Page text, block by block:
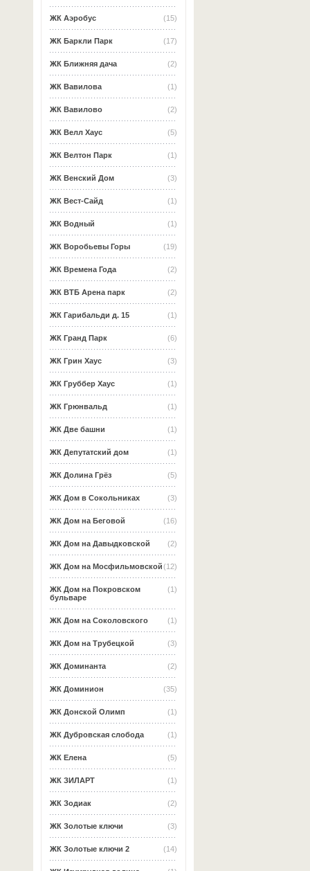
(15)
ЖК Аэробус
(17)
ЖК Баркли Парк
(2)
ЖК Ближняя дача
(1)
ЖК Вавилова
(2)
ЖК Вавилово
(5)
ЖК Велл Хаус
(1)
ЖК Велтон Парк
(3)
ЖК Венский Дом
(1)
ЖК Вест-Сайд
(1)
ЖК Водный
(19)
ЖК Воробьевы Горы
(2)
ЖК Времена Года
(2)
ЖК ВТБ Арена парк
(1)
ЖК Гарибальди д. 15
(6)
ЖК Гранд Парк
(3)
ЖК Грин Хаус
(1)
ЖК Груббер Хаус
(1)
ЖК Грюнвальд
(1)
ЖК Две башни
(1)
ЖК Депутатский дом
(5)
ЖК Долина Грёз
(3)
ЖК Дом в Сокольниках
(16)
ЖК Дом на Беговой
(2)
ЖК Дом на Давыдковской
(12)
ЖК Дом на Мосфильмовской
(1)
ЖК Дом на Покровском
бульваре
(1)
ЖК Дом на Соколовского
(3)
ЖК Дом на Трубецкой
(2)
ЖК Доминанта
(35)
ЖК Доминион
(1)
ЖК Донской Олимп
(1)
ЖК Дубровская слобода
(5)
ЖК Елена
(1)
ЖК ЗИЛАРТ
(2)
ЖК Зодиак
(3)
ЖК Золотые ключи
(14)
ЖК Золотые ключи 2